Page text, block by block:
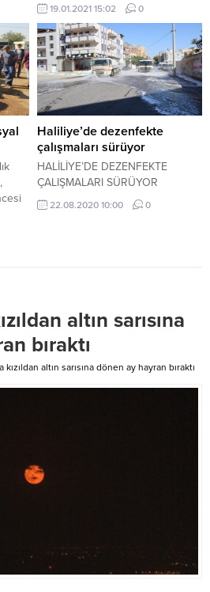
19.01.2021 15:02 0
Haliliye’de dezenfekte
çalışmaları sürüyor
HALİLİYE’DE DEZENFEKTE
ÇALIŞMALARI SÜRÜYOR
22.08.2020 10:00 0
altın sarısına
bıraktı
kızıldan altın sarısına dönen ay hayran bıraktı